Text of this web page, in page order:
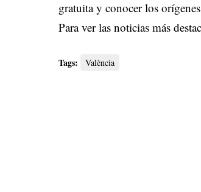
gratuita y conocer los
Para ver las noticias más
Tags: València